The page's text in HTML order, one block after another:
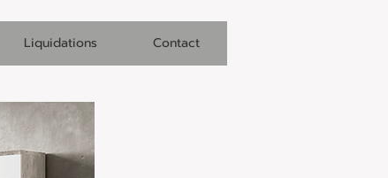
Liquidations Contact